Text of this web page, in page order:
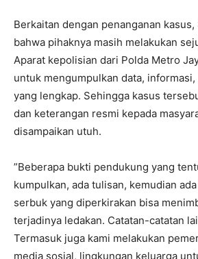
Berkaitan dengan penanganan
bahwa pihaknya masih melakukan
Aparat kepolisian dari Polda Metro
untuk mengumpulkan data,
yang lengkap. Sehingga kasus
dan keterangan resmi kepada
disampaikan utuh.
”Beberapa bukti pendukung yang
kumpulkan, ada tulisan, kemudian
serbuk yang diperkirakan bisa
terjadinya ledakan. Catatan-catatan
Termasuk juga kami melakukan
media sosial, lingkungan keluarga